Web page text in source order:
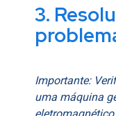
3.
Importante:
uma máquina